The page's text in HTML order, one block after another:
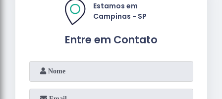
Entre em Contato
Estamos em
Campinas - SP